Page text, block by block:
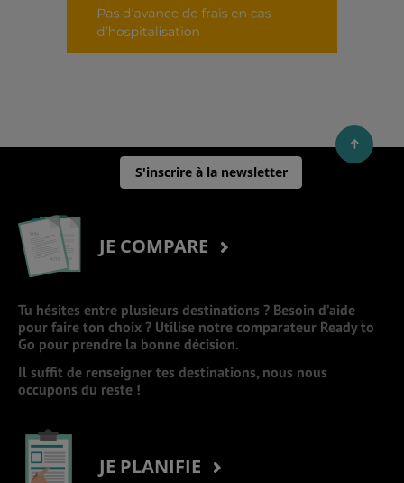
S'inscrire à la newsletter
JE COMPARE
Tu hésites entre plusieurs destinations ? Besoin d’aide
pour faire ton choix ? Utilise notre comparateur Ready to
Go pour prendre la bonne décision.
Il suffit de renseigner tes destinations, nous nous
occupons du reste !
JE PLANIFIE